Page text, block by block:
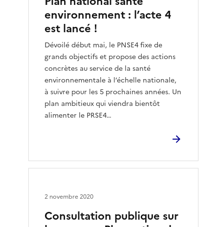
environnement : l’acte 4
est lancé !
Dévoilé début mai, le PNSE4 fixe de
grands objectifs et propose des actions
concrètes au service de la santé
environnementale à l’échelle nationale,
à suivre pour les 5 prochaines années. Un
plan ambitieux qui viendra bientôt
alimenter le PRSE4…
Consultation publique sur
2 novembre 2020